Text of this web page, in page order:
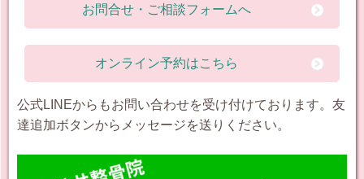
お問合せ・ご相談フォームへ
オンライン予約はこちら
公式LINEからもお問い合わせを受け付けております。友
達追加ボタンからメッセージを送りください。